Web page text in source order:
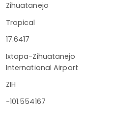
Zihuatanejo
Tropical
17.6417
Ixtapa-Zihuatanejo
International Airport
ZIH
-101.554167